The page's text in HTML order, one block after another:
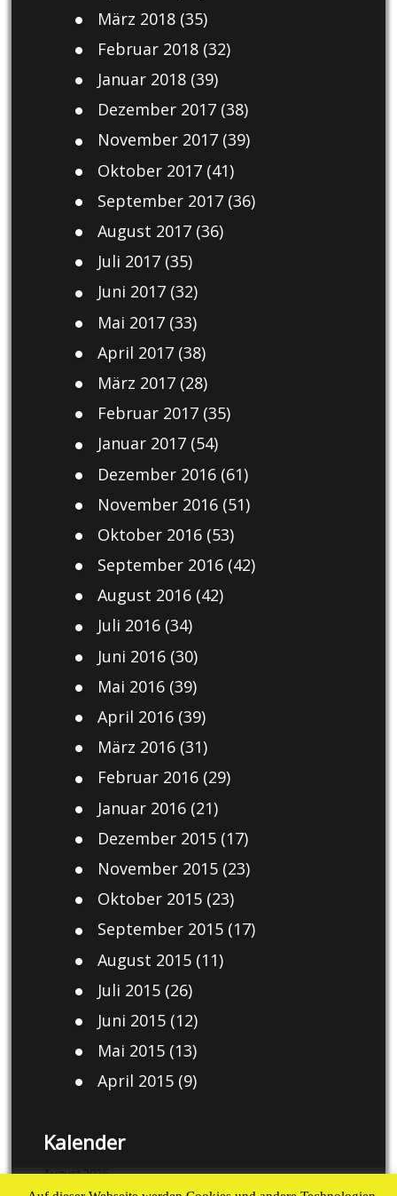
März 2018(35)
Februar 2018(32)
Januar 2018(39)
Dezember 2017(38)
November 2017(39)
Oktober 2017(41)
September 2017(36)
August 2017(36)
Juli 2017(35)
Juni 2017(32)
Mai 2017(33)
April 2017(38)
März 2017(28)
Februar 2017(35)
Januar 2017(54)
Dezember 2016(61)
November 2016(51)
Oktober 2016(53)
September 2016(42)
August 2016(42)
Juli 2016(34)
Juni 2016(30)
Mai 2016(39)
April 2016(39)
März 2016(31)
Februar 2016(29)
Januar 2016(21)
Dezember 2015(17)
November 2015(23)
Oktober 2015(23)
September 2015(17)
August 2015(11)
Juli 2015(26)
Juni 2015(12)
Mai 2015(13)
April 2015(9)
Kalender
August 2026